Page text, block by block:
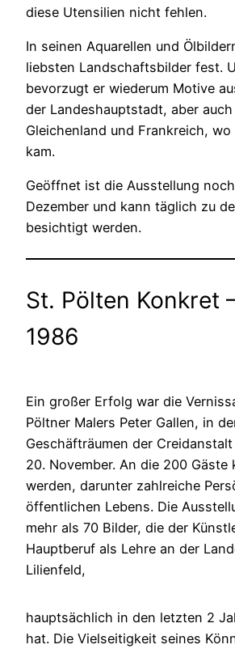
diese Utensilien nicht fehlen.
In seinen Aquarellen und
liebsten Landschaftsbilder fest.
bevorzugt er wiederum Motive
der Landeshauptstadt, aber auch
Gleichenland und Frankreich, wo
kam.
Geöffnet ist die Ausstellung
Dezember und kann täglich zu
besichtigt werden.
St. Pölten Konkret
1986
Ein großer Erfolg war die
Pöltner Malers Peter Gallen, in
Geschäfträumen der
20. November. An die 200
werden, darunter zahlreiche
öffentlichen Lebens. Die
mehr als 70 Bilder, die der
Hauptberuf als Lehre an der
Lilienfeld,
hauptsächlich in den letzten 2
hat. Die Vielseitigkeit seines